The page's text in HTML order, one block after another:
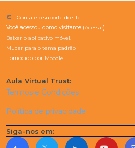
Contate o suporte do site
Você acessou como visitante (Acessar)
Baixar o aplicativo móvel.
Mudar para o tema padrão
Fornecido por Moodle
Aula Virtual Trust:
Termos e Condições
Política de privacidade
Siga-nos em: